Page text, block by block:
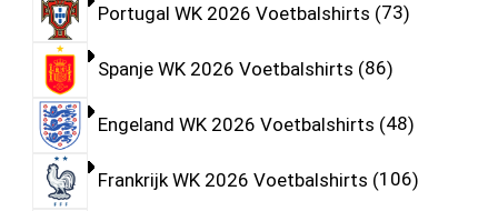
Portugal WK 2026 Voetbalshirts 73
Spanje WK 2026 Voetbalshirts 86
Engeland WK 2026 Voetbalshirts 48
Frankrijk WK 2026 Voetbalshirts 106